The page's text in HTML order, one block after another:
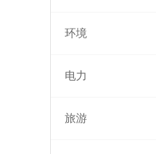
环境
电力
旅游